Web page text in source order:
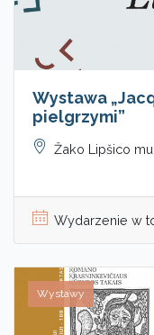
Wystawa
pielgrzymi”
Žako Lipšico
Wydarzenie w
Wystawy